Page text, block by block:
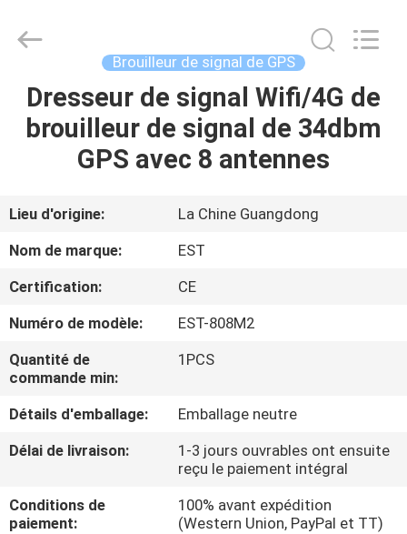
MAISON
VIDÉOS
AU
SUJET
DE
VISITE
L'USINE
EASTLONGE
ELECTRONICS(HK)
Reserved.
Brouilleur de signal de GPS
Dresseur de signal Wifi/4G de
brouilleur de signal de 34dbm
GPS avec 8 antennes
Lieu d'origine:
La Chine Guangdong
Nom de marque:
EST
Certification:
CE
Numéro de modèle:
EST-808M2
Quantité de
commande min:
1PCS
Détails d'emballage:
Emballage neutre
Délai de livraison:
1-3 jours ouvrables ont ensuite
reçu le paiement intégral
Conditions de
paiement:
100% avant expédition
(Western Union, PayPal et TT)